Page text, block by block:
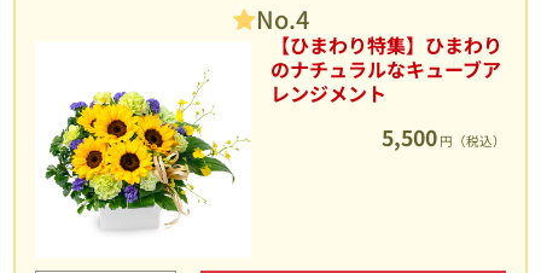
No.4
【ひまわり特集】ひまわり
のナチュラルなキューブア
レンジメント
5,500 円（税込）